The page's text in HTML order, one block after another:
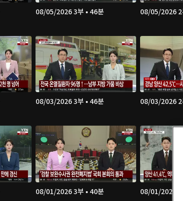
08/05/2026 3부 • 46분 08/05/2026 2
08/03/2026 3부 • 46분 08/03/2026 2
08/01/2026 3부 • 40분 08/01/2026 2